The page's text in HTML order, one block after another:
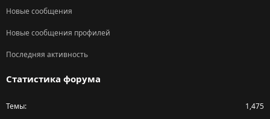
Новые сообщения
Новые сообщения профилей
Последняя активность
Статистика форума
Темы 1,475